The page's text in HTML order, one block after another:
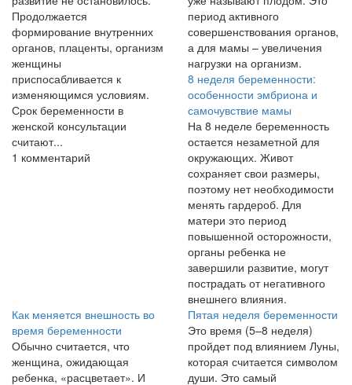
Продолжается
формирование внутренних
органов, плаценты, организм
женщины
приспосабливается к
изменяющимся условиям.
Срок беременности в
женской консультации
считают...
1 комментарий
период активного
совершенствования органов,
а для мамы – увеличения
нагрузки на организм.
8 неделя беременности:
особенности эмбриона и
самочувствие мамы
На 8 неделе беременность
остается незаметной для
окружающих. Живот
сохраняет свои размеры,
поэтому нет необходимости
менять гардероб. Для
матери это период
повышенной осторожности,
органы ребенка не
завершили развитие, могут
пострадать от негативного
внешнего влияния.
Как меняется внешность во
время беременности
Обычно считается, что
женщина, ожидающая
ребенка, «расцветает». И
Пятая неделя беременности
Это время (5–8 неделя)
пройдет под влиянием Луны,
которая считается символом
души. Это самый